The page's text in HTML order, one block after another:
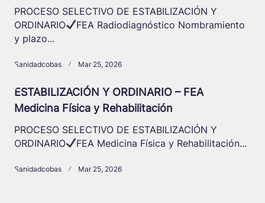
PROCESO SELECTIVO DE ESTABILIZACIÓN Y
ORDINARIO
FEA Radiodiagnóstico Nombramiento
y plazo...
Sanidadcobas Mar 25, 2026
ESTABILIZACIÓN Y ORDINARIO – FEA
Medicina Física y Rehabilitación
PROCESO SELECTIVO DE ESTABILIZACIÓN Y
ORDINARIO
FEA Medicina Física y Rehabilitación...
Sanidadcobas Mar 25, 2026